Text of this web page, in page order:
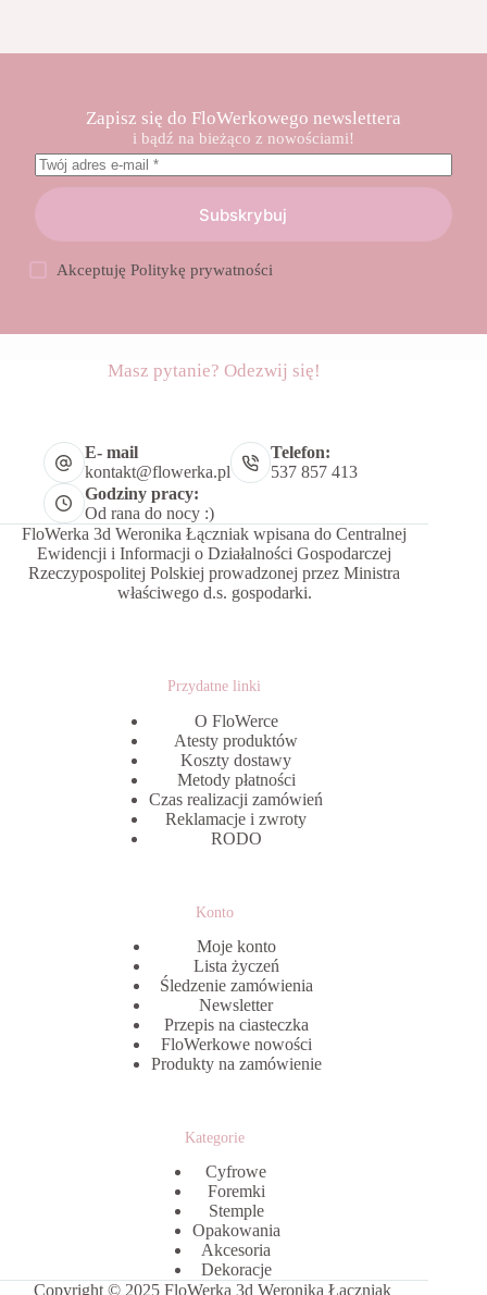
Zapisz się do FloWerkowego newslettera
i bądź na bieżąco z nowościami!
Subskrybuj
AkceptujęPolitykę prywatności
Masz pytanie? Odezwij się!
E- mail
kontakt@flowerka.pl
Telefon:
537 857 413
Godziny pracy:
Od rana do nocy :)
FloWerka 3d Weronika Łączniak wpisana do Centralnej
Ewidencji i Informacji o Działalności Gospodarczej
Rzeczypospolitej Polskiej prowadzonej przez Ministra
właściwego d.s. gospodarki.
Przydatne linki
O FloWerce
Atesty produktów
Koszty dostawy
Metody płatności
Czas realizacji zamówień
Reklamacje i zwroty
RODO
Konto
Moje konto
Lista życzeń
Śledzenie zamówienia
Newsletter
Przepis na ciasteczka
FloWerkowe nowości
Produkty na zamówienie
Kategorie
Cyfrowe
Foremki
Stemple
Opakowania
Akcesoria
Dekoracje
Copyright © 2025 FloWerka 3d Weronika Łączniak